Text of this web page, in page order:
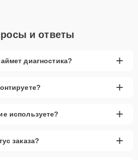
и ответы
диагностика? +
+
используете? +
заказа?
+